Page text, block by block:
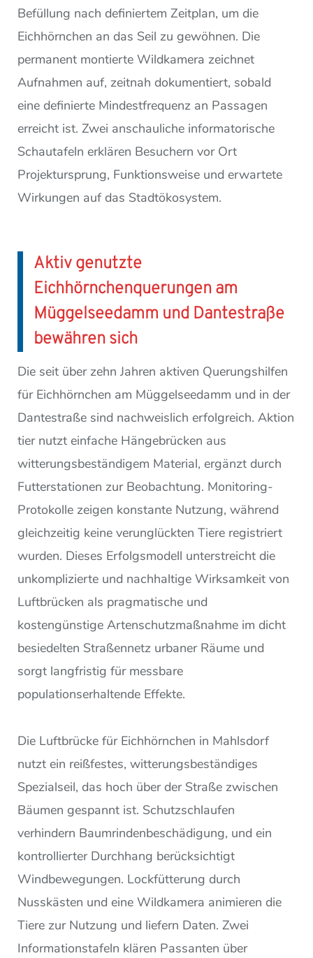
Befüllung nach definiertem Zeitplan, um die
Eichhörnchen an das Seil zu gewöhnen. Die
permanent montierte Wildkamera zeichnet
Aufnahmen auf, zeitnah dokumentiert, sobald
eine definierte Mindestfrequenz an Passagen
erreicht ist. Zwei anschauliche informatorische
Schautafeln erklären Besuchern vor Ort
Projektursprung, Funktionsweise und erwartete
Wirkungen auf das Stadtökosystem.
Aktiv genutzte
Eichhörnchenquerungen am
Müggelseedamm und Dantestraße
bewähren sich
Die seit über zehn Jahren aktiven Querungshilfen
für Eichhörnchen am Müggelseedamm und in der
Dantestraße sind nachweislich erfolgreich. Aktion
tier nutzt einfache Hängebrücken aus
witterungsbeständigem Material, ergänzt durch
Futterstationen zur Beobachtung. Monitoring-
Protokolle zeigen konstante Nutzung, während
gleichzeitig keine verunglückten Tiere registriert
wurden. Dieses Erfolgsmodell unterstreicht die
unkomplizierte und nachhaltige Wirksamkeit von
Luftbrücken als pragmatische und
kostengünstige Artenschutzmaßnahme im dicht
besiedelten Straßennetz urbaner Räume und
sorgt langfristig für messbare
populationserhaltende Effekte.
Die Luftbrücke für Eichhörnchen in Mahlsdorf
nutzt ein reißfestes, witterungsbeständiges
Spezialseil, das hoch über der Straße zwischen
Bäumen gespannt ist. Schutzschlaufen
verhindern Baumrindenbeschädigung, und ein
kontrollierter Durchhang berücksichtigt
Windbewegungen. Lockfütterung durch
Nusskästen und eine Wildkamera animieren die
Tiere zur Nutzung und liefern Daten. Zwei
Informationstafeln klären Passanten über